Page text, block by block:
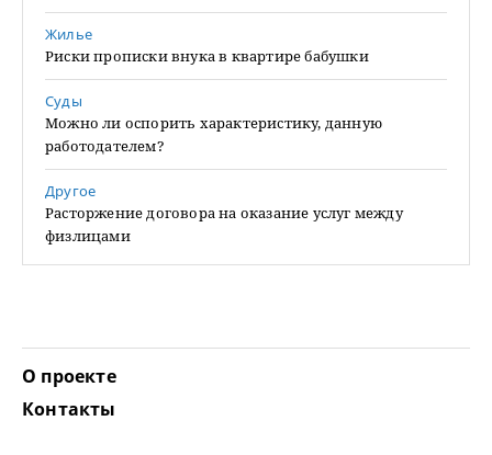
Жилье
Риски прописки внука в квартире бабушки
Суды
Можно ли оспорить характеристику, данную
работодателем?
Другое
Расторжение договора на оказание услуг между
физлицами
О проекте
Контакты